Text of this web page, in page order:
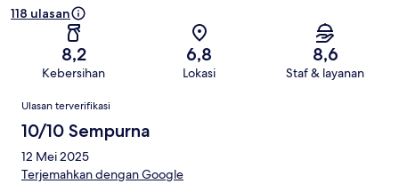
118 ulasan
8,2
Kebersihan
6,8
Lokasi
8,6
Staf & layanan
Ulasan
Ulasan terverifikasi
10/10 Sempurna
12 Mei 2025
Terjemahkan dengan Google